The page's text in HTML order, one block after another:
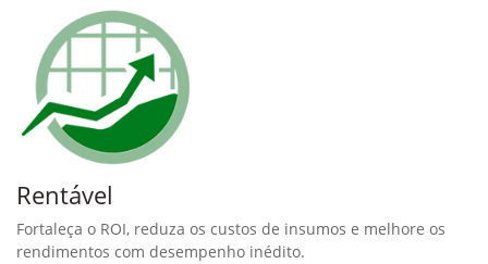
Rentável
Fortaleça o ROI, reduza os custos de insumos e melhore os
rendimentos com desempenho inédito.